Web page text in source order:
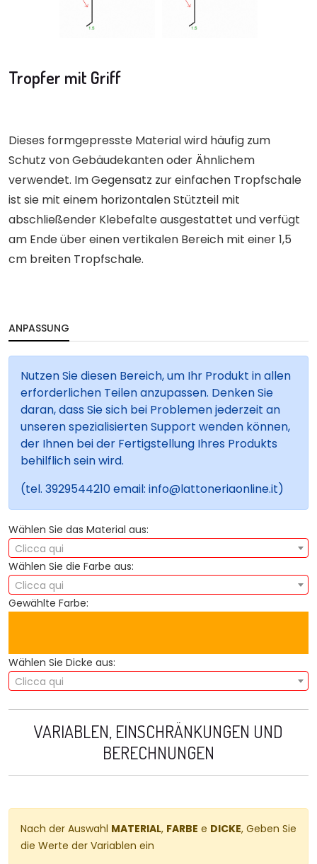
Tropfer mit Griff
Dieses formgepresste Material wird häufig zum
Schutz von Gebäudekanten oder Ähnlichem
verwendet. Im Gegensatz zur einfachen Tropfschale
ist sie mit einem horizontalen Stützteil mit
abschließender Klebefalte ausgestattet und verfügt
am Ende über einen vertikalen Bereich mit einer 1,5
cm breiten Tropfschale.
ANPASSUNG
Nutzen Sie diesen Bereich, um Ihr Produkt in allen
erforderlichen Teilen anzupassen. Denken Sie
daran, dass Sie sich bei Problemen jederzeit an
unseren spezialisierten Support wenden können,
der Ihnen bei der Fertigstellung Ihres Produkts
behilflich sein wird.
(tel. 3929544210 email: info@lattoneriaonline.it)
Wählen Sie das Material aus:
Clicca qui
Wählen Sie die Farbe aus:
Clicca qui
Gewählte Farbe:
Wählen Sie Dicke aus:
Clicca qui
VARIABLEN, EINSCHRÄNKUNGEN UND
BERECHNUNGEN
Nach der Auswahl MATERIAL, FARBE e DICKE, Geben Sie
die Werte der Variablen ein